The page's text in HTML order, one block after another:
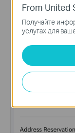
From United
Получайте
услугах для